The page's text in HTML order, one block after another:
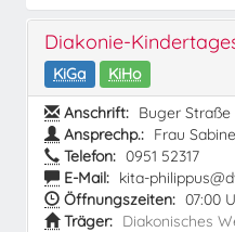
Diakonie-
KiGa
KiHo
Anschrift: Buger
Ansprechp.: Frau
Telefon: 0951 52317
E-Mail: kita-
Öffnungszeiten: 07:00
Träger: Diakonisches